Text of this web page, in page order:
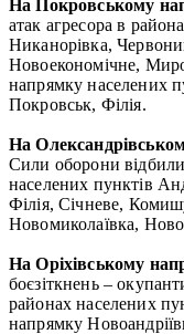
На Покровському
атак агресора в
Никанорівка,
Новоекономічне,
напрямку населених
Покровськ, Філія.
На
Сили оборони
населених пунктів
Філія, Січневе,
Новомиколаївка,
На Оріхівському
боєзіткнень –
районах населених
напрямку